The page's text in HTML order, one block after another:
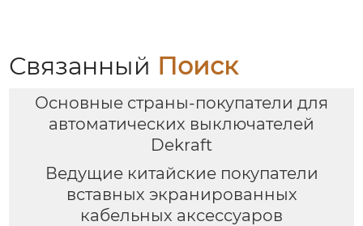
Связанный Поиск
Основные страны-покупатели для
автоматических выключателей
Dekraft
Ведущие китайские покупатели
вставных экранированных
кабельных аксессуаров